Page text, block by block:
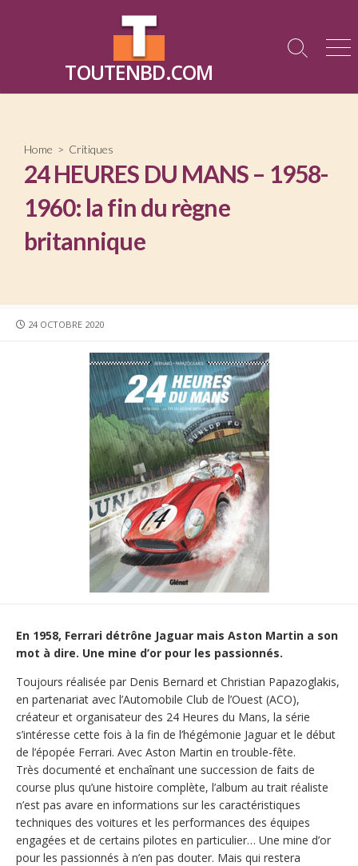
TOUTENBD.COM
Search
Home > Critiques
24 HEURES DU MANS – 1958-
1960: la fin du règne
britannique
PUBLISHED
24 OCTOBRE 2020
En 1958, Ferrari détrône Jaguar mais Aston Martin a son
mot à dire. Une mine d’or pour les passionnés.
Toujours réalisée par Denis Bernard et Christian Papazoglakis,
en partenariat avec l’Automobile Club de l’Ouest (ACO),
créateur et organisateur des 24 Heures du Mans, la série
s’intéresse cette fois à la fin de l’hégémonie Jaguar et le début
de l’épopée Ferrari. Avec Aston Martin en trouble-fête.
Très documenté et enchaînant une succession de faits de
course plus qu’une histoire complète, l’album au trait réaliste
n’est pas avare en informations sur les caractéristiques
techniques des voitures et les performances des équipes
engagées et de certains pilotes en particulier… Une mine d’or
pour les passionnés à n’en pas douter. Mais qui restera